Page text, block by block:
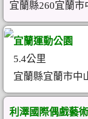
宜蘭縣260宜蘭
宜蘭運動公園
5.4公里
宜蘭縣宜蘭市中
利澤國際偶戲藝